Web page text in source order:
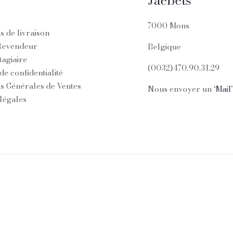
de livraison
confidentialité
Générales de Ventes
7000 Mons
Belgique
(0032)470.90.31.29
Nous envoyer un ‘Mail’